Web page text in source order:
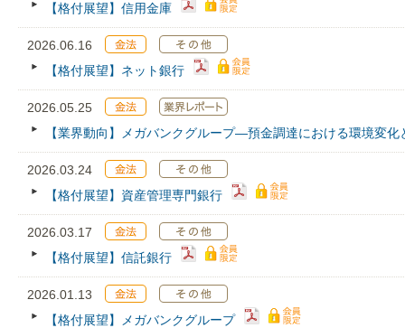
【格付展望】信用金庫
2026.06.16
【格付展望】ネット銀行
2026.05.25
【業界動向】メガバンクグループ―預金調達における環境変
2026.03.24
【格付展望】資産管理専門銀行
2026.03.17
【格付展望】信託銀行
2026.01.13
【格付展望】メガバンクグループ